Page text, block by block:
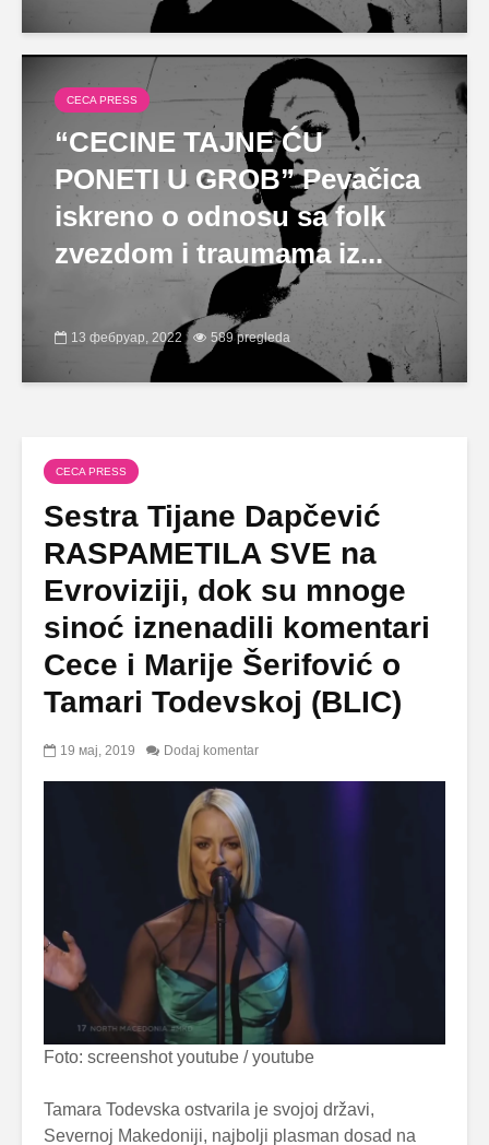
CECA PRESS
“CECINE TAJNE ĆU
PONETI U GROB” Pevačica
iskreno o odnosu sa folk
zvezdom i traumama iz...
13 фебруар, 2022 589 pregleda
CECA PRESS
Sestra Tijane Dapčević
RASPAMETILA SVE na
Evroviziji, dok su mnoge
sinoć iznenadili komentari
Cece i Marije Šerifović o
Tamari Todevskoj (BLIC)
19 мај, 2019 Dodaj komentar
Foto: screenshot youtube / youtube
Tamara Todevska ostvarila je svojoj državi,
Severnoj Makedoniji, najbolji plasman dosad na